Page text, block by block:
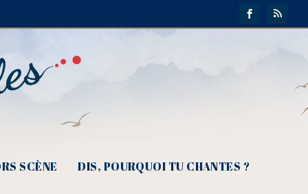
SCÈNE DIS, POURQUOI TU CHANTES ?